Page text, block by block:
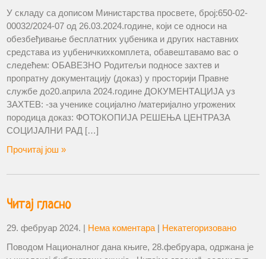
У складу са дописом Министарства просвете, број:650-02-
00032/2024-07 од 26.03.2024.године, који се односи на
обезбеђивање бесплатних уџбеника и других наставних
средстава из уџбеничкихкомплета, обавештавамо вас о
следећем: ОБАВЕЗНО Родитељи подносе захтев и
пропратну документацију (доказ) у просторији Правне
службе до20.априла 2024.године ДОКУМЕНТАЦИЈА уз
ЗАХТЕВ: -за ученике социјално /материјално угрожених
породица доказ: ФОТОКОПИЈА РЕШЕЊА ЦЕНТРАЗА
СОЦИЈАЛНИ РАД […]
Прочитај још »
Читај гласно
29. фебруар 2024. | Нема коментара | Некатегоризовано
Поводом Националног дана књиге, 28.фебруара, одржана је